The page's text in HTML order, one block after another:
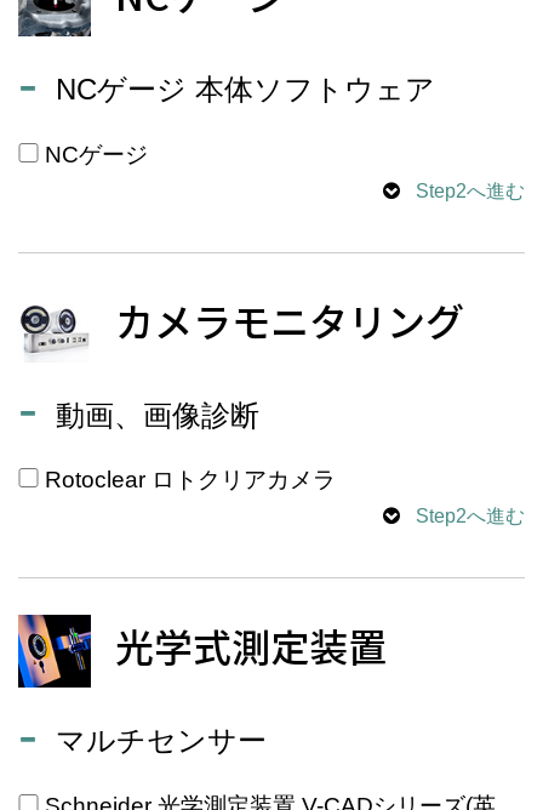
NCゲージ 本体ソフトウェア
NCゲージ
Step2へ進む
カメラモニタリング
動画、画像診断
Rotoclear ロトクリアカメラ
Step2へ進む
光学式測定装置
マルチセンサー